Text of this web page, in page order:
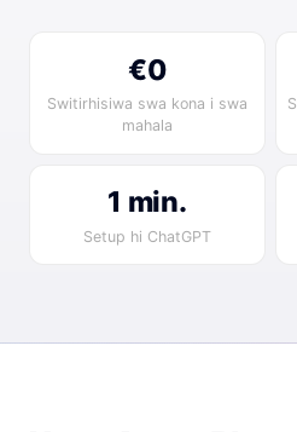
€0
Switirhisiwa swa kona i swa
mahala
1 min.
Setup hi ChatGPT